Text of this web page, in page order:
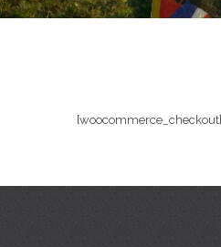
[woocommerce_checkout]